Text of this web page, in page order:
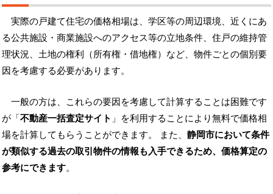
実際の戸建て住宅の価格相場は、学区等の周辺環境、近くにあ
る公共施設・商業施設へのアクセス等の立地条件、住戸の維持管
理状況、土地の権利（所有権・借地権）など、物件ごとの個別要
因を考慮する必要があります。
一般の方は、これらの要因を考慮して計算することは困難です
が「不動産一括査定サイト 」を利用することにより無料で価格相
場を計算してもらうことができます。 また、 静岡市において条件
が類似する過去の取引物件の情報も入手できるため、価格算定の
参考にできます。